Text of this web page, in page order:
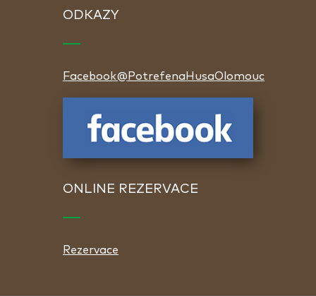
ODKAZY
Facebook@PotrefenaHusaOlomouc
ONLINE REZERVACE
Rezervace